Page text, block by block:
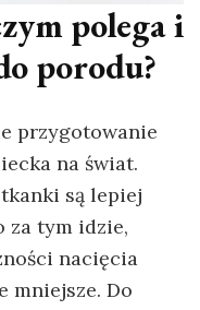
polega i
porodu?
przygotowanie
na świat.
są lepiej
za tym idzie,
nacięcia
mniejsze. Do